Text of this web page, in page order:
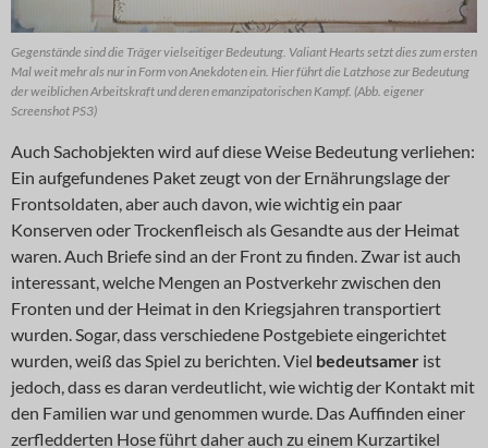
Gegenstände sind die Träger vielseitiger Bedeutung. Valiant Hearts setzt dies zum ersten
Mal weit mehr als nur in Form von Anekdoten ein. Hier führt die Latzhose zur Bedeutung
der weiblichen Arbeitskraft und deren emanzipatorischen Kampf. (Abb. eigener
Screenshot PS3)
Auch Sachobjekten wird auf diese Weise Bedeutung verliehen:
Ein aufgefundenes Paket zeugt von der Ernährungslage der
Frontsoldaten, aber auch davon, wie wichtig ein paar
Konserven oder Trockenfleisch als Gesandte aus der Heimat
waren. Auch Briefe sind an der Front zu finden. Zwar ist auch
interessant, welche Mengen an Postverkehr zwischen den
Fronten und der Heimat in den Kriegsjahren transportiert
wurden. Sogar, dass verschiedene Postgebiete eingerichtet
wurden, weiß das Spiel zu berichten. Viel bedeutsamer ist
jedoch, dass es daran verdeutlicht, wie wichtig der Kontakt mit
den Familien war und genommen wurde. Das Auffinden einer
zerfledderten Hose führt daher auch zu einem Kurzartikel